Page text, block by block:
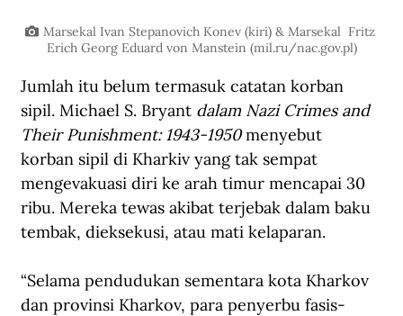
Marsekal Ivan Stepanovich Konev (kiri) & Marsekal Fritz
Erich Georg Eduard von Manstein (mil.ru/nac.gov.pl)
Jumlah itu belum termasuk catatan korban
sipil. Michael S. Bryant dalam Nazi Crimes and
Their Punishment: 1943-1950 menyebut
korban sipil di Kharkiv yang tak sempat
mengevakuasi diri ke arah timur mencapai 30
ribu. Mereka tewas akibat terjebak dalam baku
tembak, dieksekusi, atau mati kelaparan.
“Selama pendudukan sementara kota Kharkov
dan provinsi Kharkov, para penyerbu fasis-